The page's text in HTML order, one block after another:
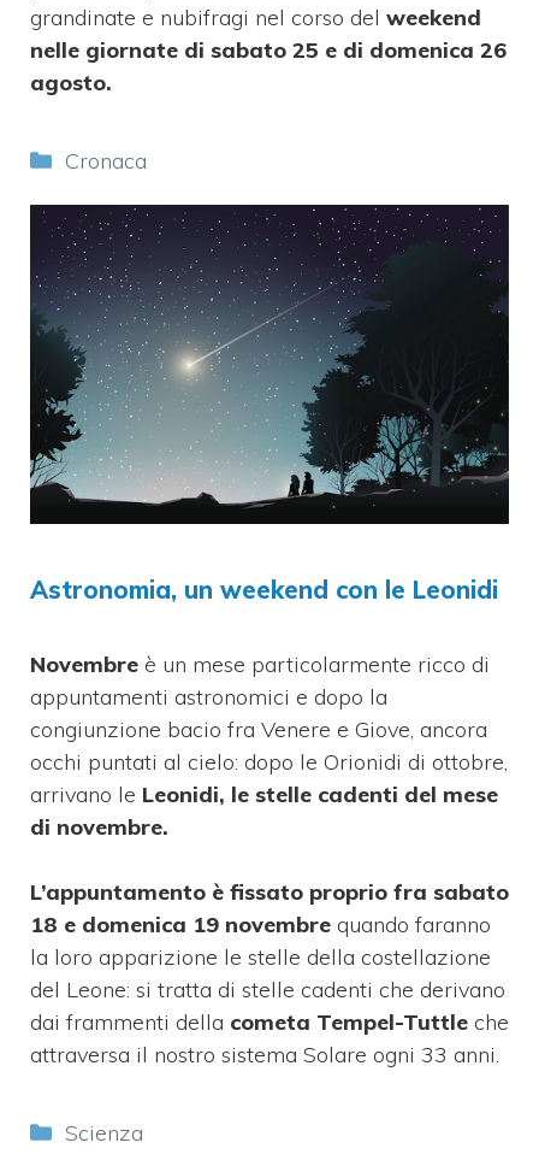
grandinate e nubifragi nel corso del weekend
nelle giornate di sabato 25 e di domenica 26
agosto.
Categorie
Cronaca
Astronomia, un weekend con le Leonidi
Novembre è un mese particolarmente ricco di
appuntamenti astronomici e dopo la
congiunzione bacio fra Venere e Giove, ancora
occhi puntati al cielo: dopo le Orionidi di ottobre,
arrivano le Leonidi, le stelle cadenti del mese
di novembre.
L’appuntamento è fissato proprio fra sabato
18 e domenica 19 novembre quando faranno
la loro apparizione le stelle della costellazione
del Leone: si tratta di stelle cadenti che derivano
dai frammenti della cometa Tempel-Tuttle che
attraversa il nostro sistema Solare ogni 33 anni.
Categorie
Scienza